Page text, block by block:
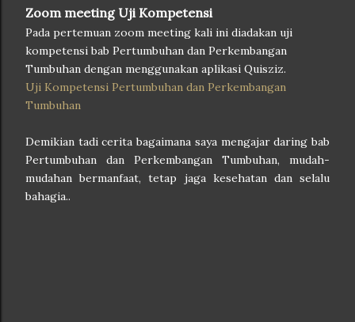
Zoom meeting Uji Kompetensi
Pada pertemuan zoom meeting kali ini diadakan uji
kompetensi bab Pertumbuhan dan Perkembangan
Tumbuhan dengan menggunakan aplikasi Quisziz.
Uji Kompetensi Pertumbuhan dan Perkembangan
Tumbuhan
Demikian tadi cerita bagaimana saya mengajar daring bab
Pertumbuhan dan Perkembangan Tumbuhan, mudah-
mudahan bermanfaat, tetap jaga kesehatan dan selalu
bahagia..